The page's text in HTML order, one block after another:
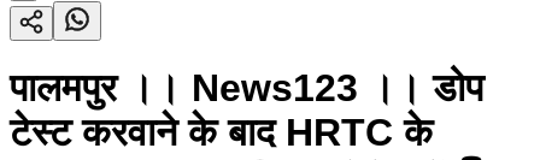
पालमपुर ।। News123 ।। डोप
टेस्ट करवाने के बाद HRTC के